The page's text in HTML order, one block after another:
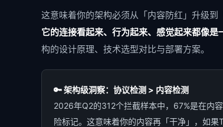
这意味着你的架构必须从「内容防红」升级
它的连接看起来、行为起来、感觉起来都像是
构的设计原理、技术选型对比与部署方案。
🔑 架构级洞察：协议检测 > 内容检测
2026年Q2的312个拦截样本中，67%是在内
险标记。这意味着你的内容再「干净」，如